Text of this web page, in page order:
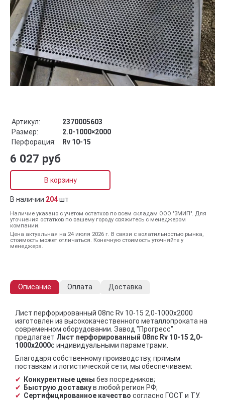
Артикул:
2370005603
Размер:
2.0-1000×2000
Перфорация:
Rv 10-15
6 027 руб
В корзину
В наличии 204шт
Наличие указано с учетом остатков по всем складам ООО "ЗМИП". Для
уточнения остатков по вашему городу свяжитесь с менеджером
компании.
Цена актуальная на 24 июля 2026 г. В связи с волатильностью рынка,
стоимость может отличаться. Конечную стоимость уточняйте у
менеджера.
Описание Оплата Доставка
Лист перфорированный 08пс Rv 10-15 2,0-1000х2000
изготовлен из высококачественного металлопроката на
современном оборудовании. Завод "Прогресс"
предлагает Лист перфорированный 08пс Rv 10-15 2,0-
1000х2000с индивидуальными параметрами.
Благодаря собственному производству, прямым
поставкам и логистической сети, мы обеспечиваем:
Конкурентные цены без посредников;
Быструю доставкув любой регион РФ;
Сертифицированное качество согласно ГОСТ и ТУ.